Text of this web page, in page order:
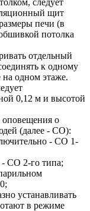
щит
печи (в
потолка
отдельный
к одному
одном этаже.
0,12 м и высотой
оповещения о
(далее - СО):
- СО 1-
- СО 2-го типа;
устанавливать
в режиме